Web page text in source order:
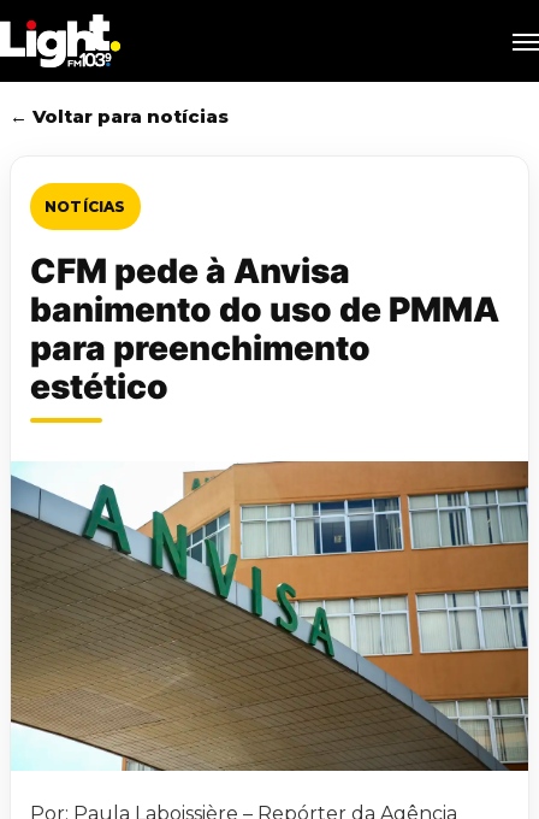
to
main
content
← Voltar para notícias
NOTÍCIAS
CFM pede à Anvisa
banimento do uso de PMMA
para preenchimento
estético
Por: Paula Laboissière – Repórter da Agência